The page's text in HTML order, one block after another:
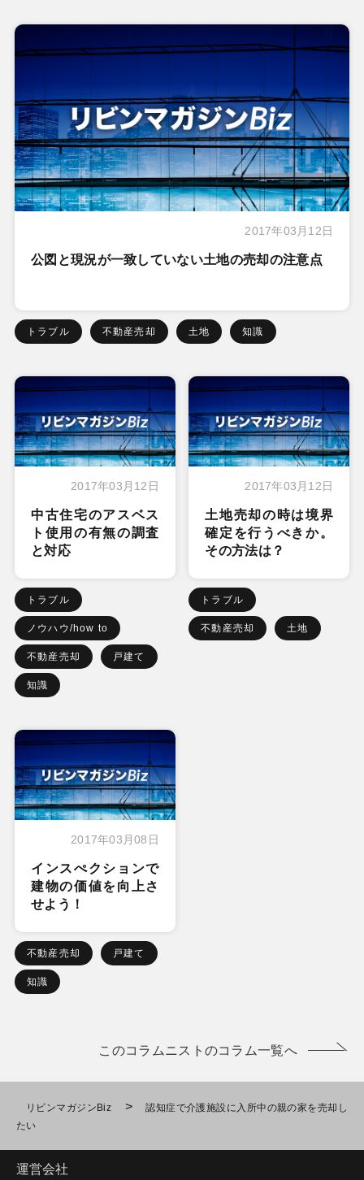
2017年03月12日
公図と現況が一致していない土地の売却の注意点
トラブル 不動産売却 土地 知識
2017年03月12日
中古住宅のアスベス
ト使用の有無の調査
と対応
トラブル
ノウハウ/how to
不動産売却 戸建て
知識
2017年03月12日
土地売却の時は境界
確定を行うべきか。
その方法は？
トラブル
不動産売却 土地
2017年03月08日
インスぺクションで
建物の価値を向上さ
せよう！
不動産売却 戸建て
知識
このコラムニストのコラム一覧へ
リビンマガジンBiz >
認知症で介護施設に入所中の親の家を売却し
たい
運営会社